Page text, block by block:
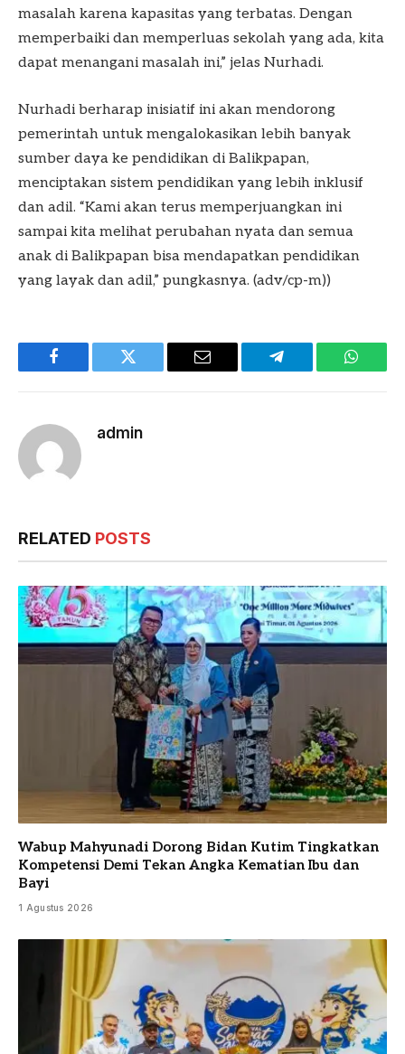
masalah karena kapasitas yang terbatas. Dengan
memperbaiki dan memperluas sekolah yang ada, kita
dapat menangani masalah ini,” jelas Nurhadi.
Nurhadi berharap inisiatif ini akan mendorong
pemerintah untuk mengalokasikan lebih banyak
sumber daya ke pendidikan di Balikpapan,
menciptakan sistem pendidikan yang lebih inklusif
dan adil. “Kami akan terus memperjuangkan ini
sampai kita melihat perubahan nyata dan semua
anak di Balikpapan bisa mendapatkan pendidikan
yang layak dan adil,” pungkasnya. (adv/cp-m))
Facebook Twitter Email Telegram
admin
RELATED POSTS
Wabup Mahyunadi Dorong Bidan Kutim Tingkatkan
Kompetensi Demi Tekan Angka Kematian Ibu dan
Bayi
1 Agustus 2026